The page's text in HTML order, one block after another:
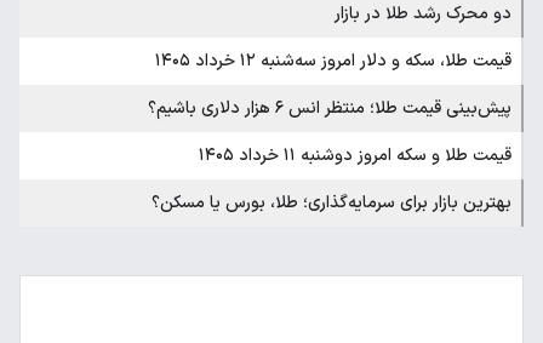
دو محرک رشد طلا در بازار
قیمت طلا، سکه و دلار امروز سه‌شنبه ۱۲ خرداد ۱۴۰۵
پیش‌بینی قیمت طلا؛ منتظر انس ۶ هزار دلاری باشیم؟‌
قیمت طلا و سکه امروز دوشنبه ۱۱ خرداد ۱۴۰۵
بهترین بازار برای سرمایه‌گذاری؛ طلا، بورس یا مسکن؟